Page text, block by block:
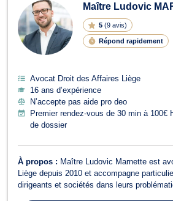
Maître Ludovic
5 (9 avis)
Répond rapidement
Avocat Droit des Affaires Liège
16 ans d’expérience
N’accepte pas aide pro deo
Premier rendez-vous de 30 min à 100€
de dossier
À propos : Maître Ludovic Marnette est
Liège depuis 2010 et accompagne
dirigeants et sociétés dans leurs